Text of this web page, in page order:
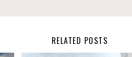
RELATED POSTS